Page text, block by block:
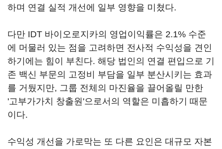
하며 연결 실적 개선에 일부 영향을 미쳤다.
다만 IDT 바이오로지카의 영업이익률은 2.1% 수준
에 머물러 있는 점을 고려하면 전사적 수익성을 견인
하기에는 힘이 부친다. 해당 법인의 연결 편입으로 기
존 백신 부문의 고정비 부담을 일부 분산시키는 효과
를 거뒀지만, 그룹 전체의 마진율을 끌어올릴 만한
'고부가가치 창출원'으로서의 역할은 미흡하기 때문
이다.
수익성 개선을 가로막는 또 다른 요인은 대규모 자본